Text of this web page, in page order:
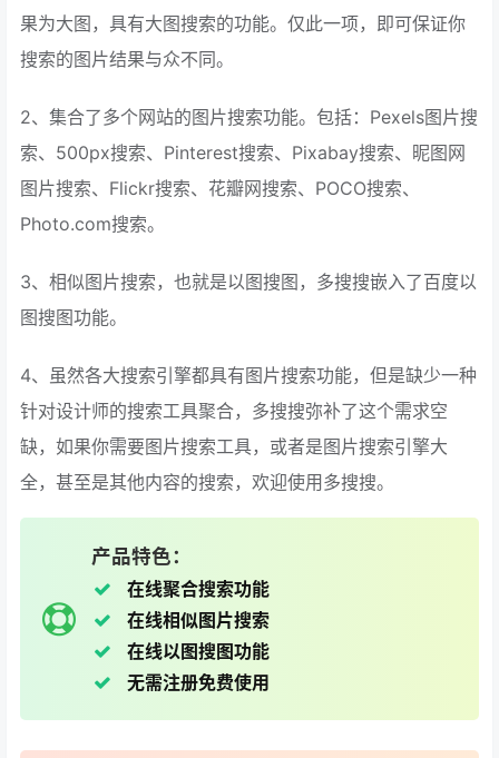
果为大图，具有大图搜索的功能。仅此一项，即可保证你
搜索的图片结果与众不同。
2、集合了多个网站的图片搜索功能。包括：Pexels图片搜
索、500px搜索、Pinterest搜索、Pixabay搜索、昵图网
图片搜索、Flickr搜索、花瓣网搜索、POCO搜索、
Photo.com搜索。
3、相似图片搜索，也就是以图搜图，多搜搜嵌入了百度以
图搜图功能。
4、虽然各大搜索引擎都具有图片搜索功能，但是缺少一种
针对设计师的搜索工具聚合，多搜搜弥补了这个需求空
缺，如果你需要图片搜索工具，或者是图片搜索引擎大
全，甚至是其他内容的搜索，欢迎使用多搜搜。
产品特色：
在线聚合搜索功能
在线相似图片搜索
在线以图搜图功能
无需注册免费使用